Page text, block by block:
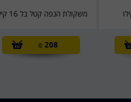
משקולת הנפה קטל בל 16 קילו
208
₪